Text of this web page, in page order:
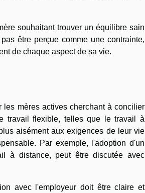
souhaitant trouver un équilibre sain
être perçue comme une contrainte,
de chaque aspect de sa vie.
mères actives cherchant à concilier
travail flexible, telles que le travail à
aisément aux exigences de leur vie
Par exemple, l'adoption d'un
à distance, peut être discutée avec
avec l'employeur doit être claire et